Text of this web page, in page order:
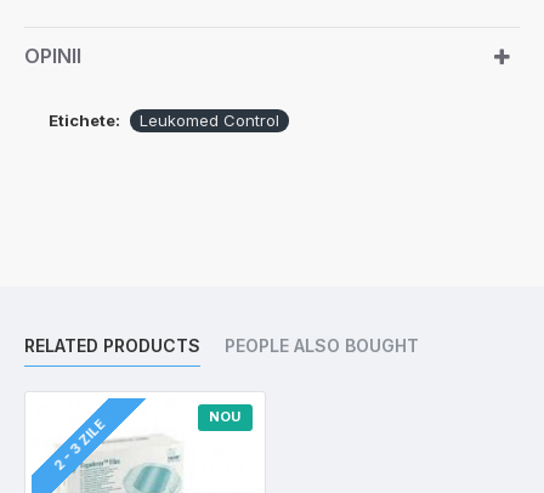
OPINII
Etichete: Leukomed Control
RELATED PRODUCTS PEOPLE ALSO BOUGHT
NOU
2 - 3 ZILE